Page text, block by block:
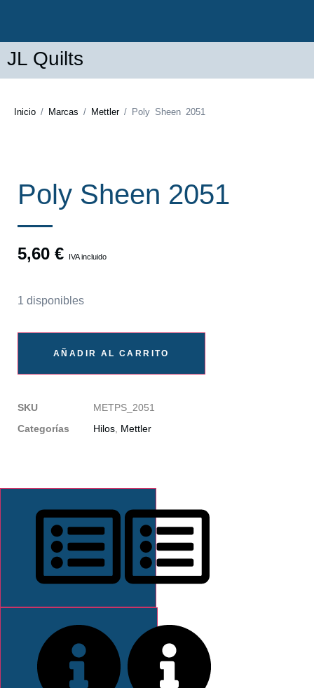
JL Quilts
Inicio / Marcas / Mettler/ Poly Sheen 2051
Poly Sheen 2051
5,60 € IVA incluido
1 disponibles
AÑADIR AL CARRITO
SKU
METPS_2051
Categorías
Hilos Mettler